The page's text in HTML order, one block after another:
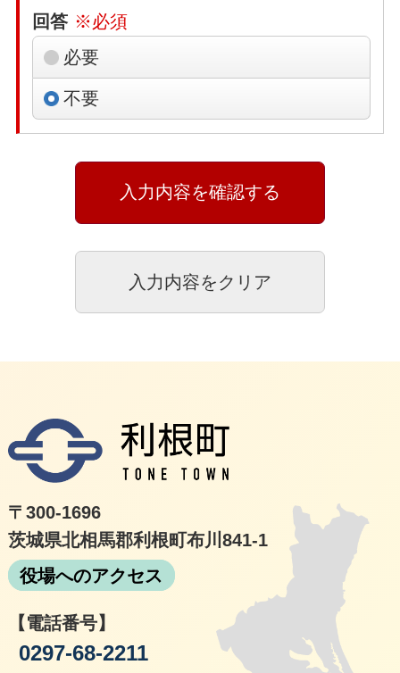
回答 ※必須
必要
不要
〒300-1696
茨城県北相馬郡利根町布川841-1
役場へのアクセス
【電話番号】
0297-68-2211